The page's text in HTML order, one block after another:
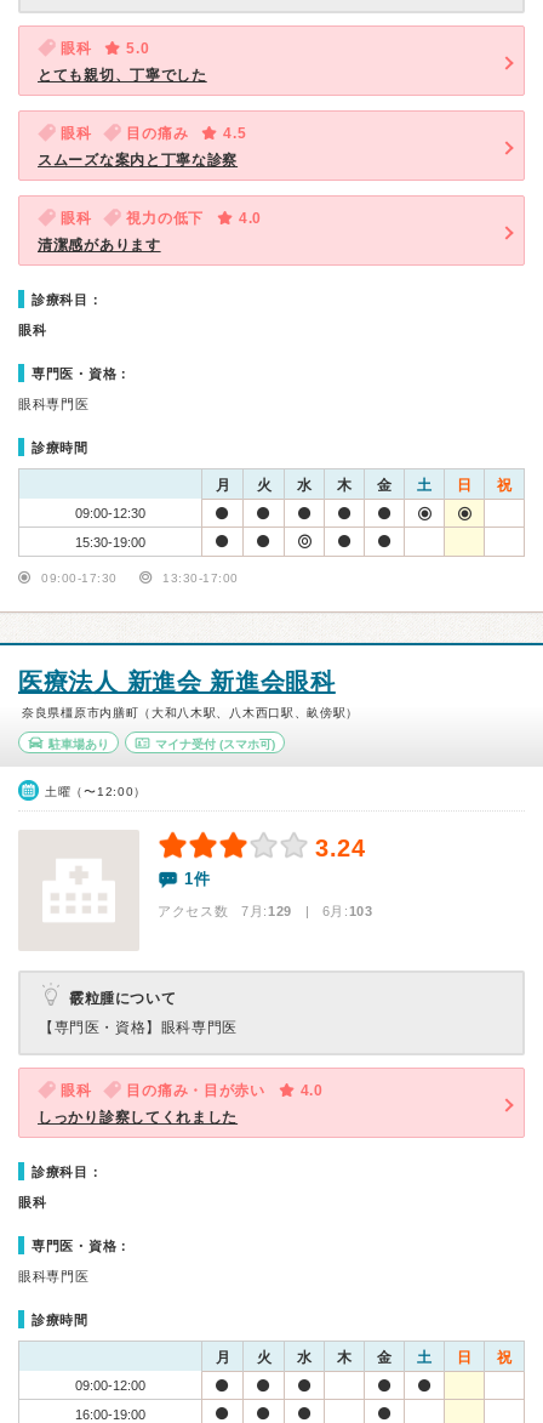
眼科
5.0
とても親切、丁寧でした
眼科 目の痛み
4.5
スムーズな案内と丁寧な診察
眼科 視力の低下
4.0
清潔感があります
診療科目：
眼科
専門医・資格：
眼科専門医
診療時間
月 火 水 木 金 土 日 祝
09:00-12:30
15:30-19:00
09:00-17:30 13:30-17:00
医療法人 新進会 新進会眼科
奈良県橿原市内膳町（大和八木駅、八木西口駅、畝傍駅）
駐車場あり マイナ受付(スマホ可)
土曜（〜12:00）
3.24
1件
アクセス数 7月:129 | 6月:103
霰粒腫について
【専門医・資格】 眼科専門医
眼科 目の痛み・目が赤い
4.0
しっかり診察してくれました
診療科目：
眼科
専門医・資格：
眼科専門医
診療時間
月 火 水 木 金 土 日 祝
09:00-12:00
16:00-19:00